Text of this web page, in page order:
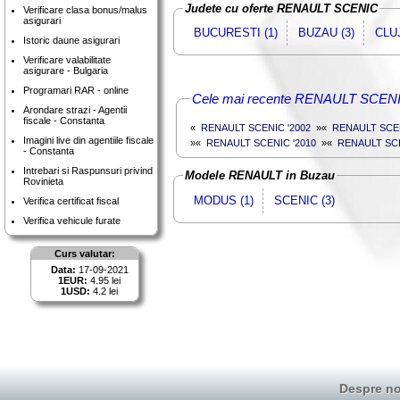
Verificare clasa bonus/malus
asigurari
Istoric daune asigurari
Verificare valabilitate
asigurare - Bulgaria
Programari RAR - online
Arondare strazi - Agentii
fiscale - Constanta
Imagini live din agentiile fiscale
- Constanta
Intrebari si Raspunsuri privind
Rovinieta
Verifica certificat fiscal
Verifica vehicule furate
Curs valutar:
Data: 17-09-2021
1EUR: 4.95 lei
1USD: 4.2 lei
Judete cu oferte RENAULT SCENIC
BUCURESTI (1)
BUZAU (3)
Cele mai recente RENAULT
« RENAULT SCENIC '2002 »« RENAULT
»« RENAULT SCENIC '2010 »« RENAULT
Modele RENAULT in Buzau
MODUS (1)
SCENIC (3)
Despre